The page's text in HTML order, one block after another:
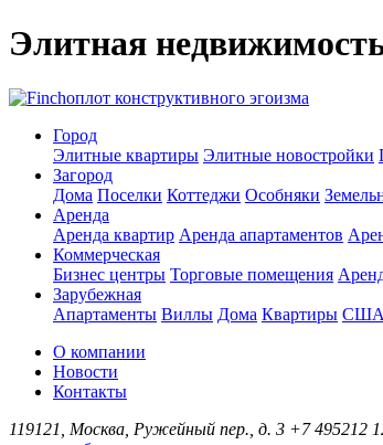
Элитная
оплот конструктивного эгоизма
Город
Элитные квартиры Элитные новостройки
Загород
Дома Поселки Коттеджи Особняки
Аренда
Аренда квартир Аренда апартаментов
Коммерческая
Бизнес центры Торговые помещения
Зарубежная
Апартаменты Виллы Дома Квартиры США
О компании
Новости
Контакты
119121, Москва, Ружейный пер., д. 3 +7 495212